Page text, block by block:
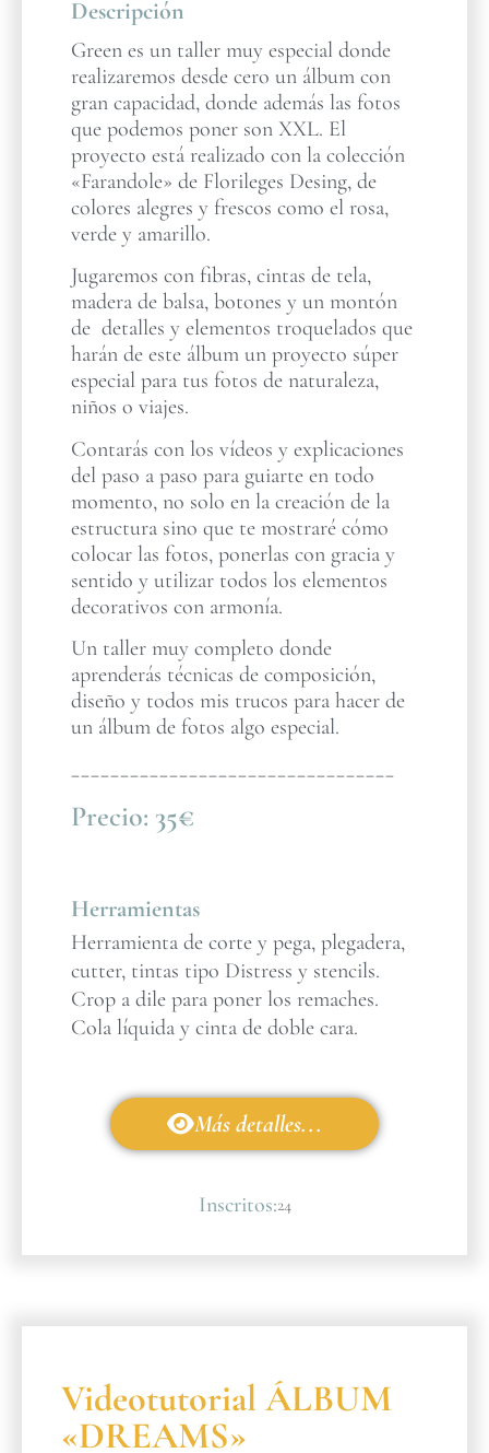
Descripción
Green es un taller muy especial donde
realizaremos desde cero un álbum con
gran capacidad, donde además las fotos
que podemos poner son XXL. El
proyecto está realizado con la colección
«Farandole» de Florileges Desing, de
colores alegres y frescos como el rosa,
verde y amarillo.
Jugaremos con fibras, cintas de tela,
madera de balsa, botones y un montón
de detalles y elementos troquelados que
harán de este álbum un proyecto súper
especial para tus fotos de naturaleza,
niños o viajes.
Contarás con los vídeos y explicaciones
del paso a paso para guiarte en todo
momento, no solo en la creación de la
estructura sino que te mostraré cómo
colocar las fotos, ponerlas con gracia y
sentido y utilizar todos los elementos
decorativos con armonía.
Un taller muy completo donde
aprenderás técnicas de composición,
diseño y todos mis trucos para hacer de
un álbum de fotos algo especial.
_________________________________
Precio: 35€
Herramientas
Herramienta de corte y pega, plegadera,
cutter, tintas tipo Distress y stencils.
Crop a dile para poner los remaches.
Cola líquida y cinta de doble cara.
Más detalles...
Inscritos:24
Videotutorial ÁLBUM
«DREAMS»